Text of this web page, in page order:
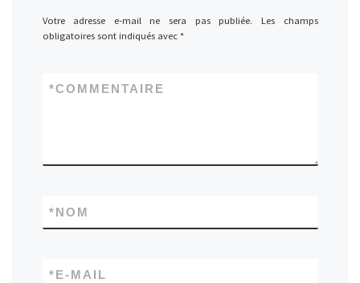
Votre adresse e-mail ne sera pas publiée.
Les champs
obligatoires sont indiqués avec *
COMMENTAIRE
*
NOM
*
E-MAIL
*